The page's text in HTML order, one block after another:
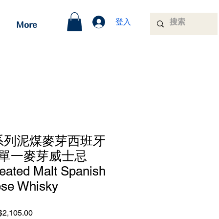
More 登入
列泥煤麥芽西班牙
一麥芽威士忌
Malt Spanish
Whisky
促